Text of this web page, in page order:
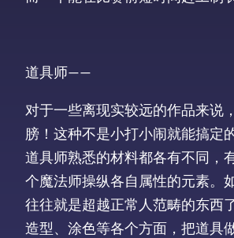
道具师——
对于一些离现实较远的作品来说
膀！这种不是小打小闹就能搞定
道具师熟悉的材料都各有不同，
个魔法师操纵各自属性的元素。
往往就是超越正常人范畴的东
造型、涂色等各个方面，把道具